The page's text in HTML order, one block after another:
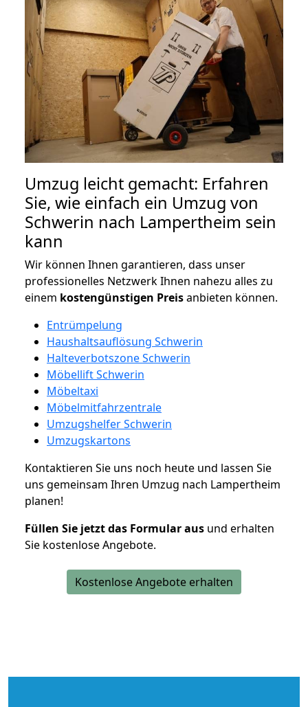
Umzug leicht gemacht: Erfahren
Sie, wie einfach ein Umzug von
Schwerin nach Lampertheim sein
kann
Wir können Ihnen garantieren, dass unser
professionelles Netzwerk Ihnen nahezu alles zu
einem kostengünstigen Preisanbieten können.
Entrümpelung
Haushaltsauflösung Schwerin
Halteverbotszone Schwerin
Möbellift Schwerin
Möbeltaxi
Möbelmitfahrzentrale
Umzugshelfer Schwerin
Umzugskartons
Kontaktieren Sie uns noch heute und lassen Sie
uns gemeinsam Ihren Umzug nach Lampertheim
planen!
Füllen Sie jetzt das Formular aus und erhalten
Sie kostenlose Angebote.
Kostenlose Angebote erhalten